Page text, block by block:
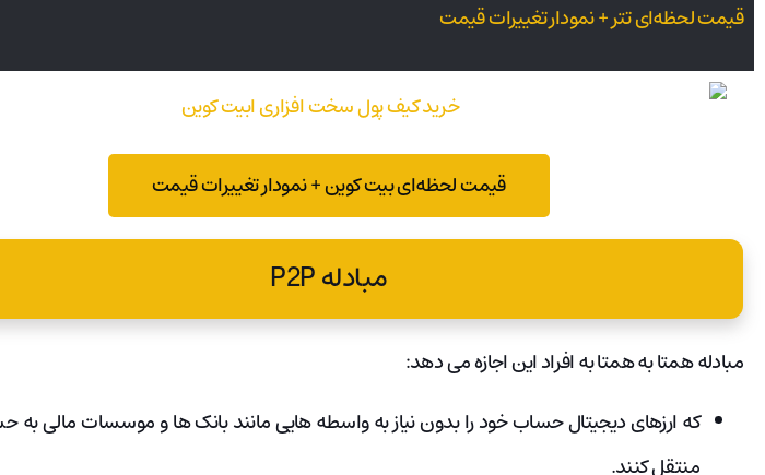
قیمت لحظه‌ای تتر + نمودار تغییرات قیمت
قیمت لحظه‌ای بیت کوین + نمودار تغییرات قیمت
مبادله P2P
مبادله همتا به همتا به افراد این اجازه می دهد:
که ارزهای دیجیتال حساب خود را بدون نیاز به واسطه هایی مانند بانک ها و موسسات مالی
منتقل کنند.